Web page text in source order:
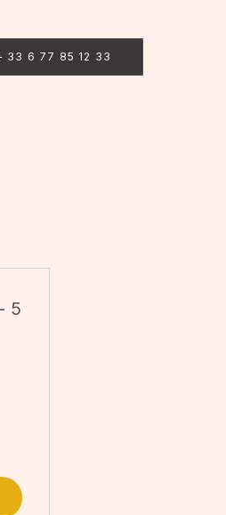
33 6 77 85 12 33
5